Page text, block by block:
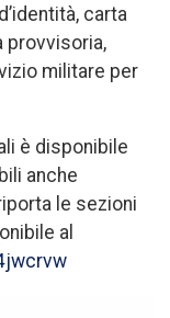
carta
provvisoria,
militare per
è disponibile
anche
le sezioni
al